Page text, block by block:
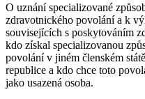
O uznání specializované
zdravotnického povolání a k
souvisejících s poskytováním
kdo získal specializovanou
povolání v jiném členském
republice a kdo chce toto
jako usazená osoba.